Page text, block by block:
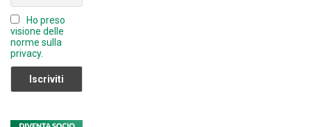
n
el
Ho preso
visione delle
norme sulla
privacy.